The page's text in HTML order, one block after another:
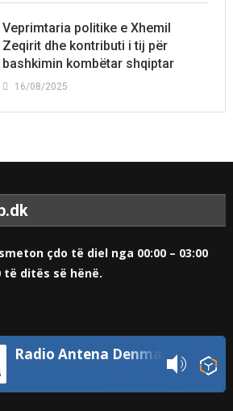
Veprimtaria politike e Xhemil
Zeqirit dhe kontributi i tij për
bashkimin kombëtar shqiptar
16/08/2025
çdo të diel nga 00:00 – 03:00
të ditës së hënë.
Radio Antena Denmark